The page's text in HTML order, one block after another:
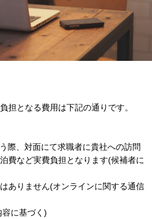
担となる費用は下記の通りです。
際、対面にて求職者に貴社への訪問
費など実費負担となります(候補者に
ありません(オンラインに関する通信
に基づく)